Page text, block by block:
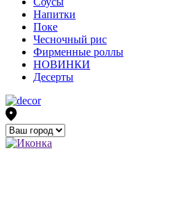
Напитки
Поке
Чесночный рис
Фирменные роллы
НОВИНКИ
Десерты